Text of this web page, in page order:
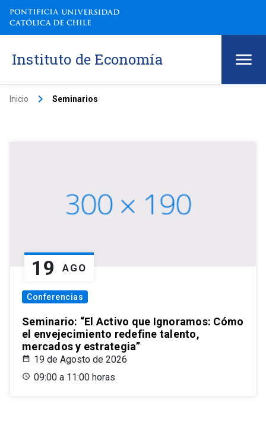
Instituto de Economía
Inicio keyboard_arrow_right Seminarios
19 AGO
Conferencias
Seminario: “El Activo que Ignoramos: Cómo
el envejecimiento redefine talento,
mercados y estrategia”
19 de Agosto de 2026
09:00 a 11:00 horas